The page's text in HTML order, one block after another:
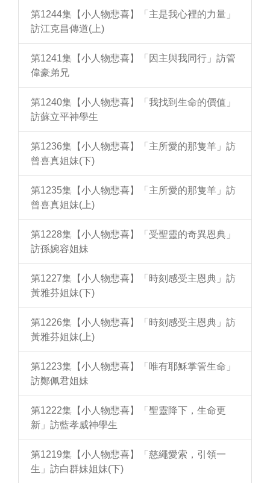
第1244集【小人物悲喜】「主是我心裡的力量」
訪江克昌傳道(上)
第1241集【小人物悲喜】「因主與我同行」訪管
偉豪弟兄
第1240集【小人物悲喜】「我找到生命的價值」
訪蘇立平神學生
第1236集【小人物悲喜】「主所愛的那隻羊」訪
曾喜真姐妹(下)
第1235集【小人物悲喜】「主所愛的那隻羊」訪
曾喜真姐妹(上)
第1228集【小人物悲喜】「受聖靈的奇異恩典」
訪孫婉容姐妹
第1227集【小人物悲喜】「時刻感受主恩典」訪
黃雅芬姐妹(下)
第1226集【小人物悲喜】「時刻感受主恩典」訪
黃雅芬姐妹(上)
第1223集【小人物悲喜】「唯有耶穌掌管生命」
訪鄭佩君姐妹
第1222集【小人物悲喜】「聖靈降下，生命更
新」訪藍孝威神學生
第1219集【小人物悲喜】「慈繩愛索，引領一
生」訪白群妹姐妹(下)